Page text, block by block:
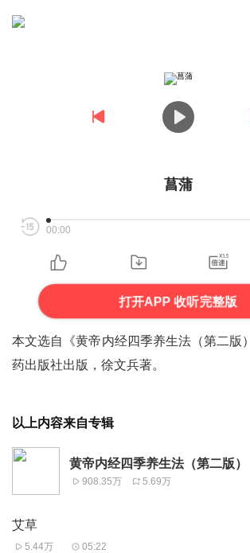
菖蒲
00:00
打开APP 收听完整版
本文选自《黄帝内经四季养生法（第二版）
药出版社出版，徐文兵著。
以上内容来自专辑
黄帝内经四季养生法（第二版）
908.35万 5.69万
艾草
5.44万 05:22